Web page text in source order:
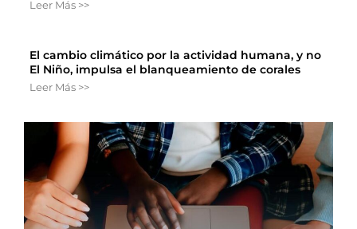
Leer Más >>
El cambio climático por la actividad humana, y no
El Niño, impulsa el blanqueamiento de corales
Leer Más >>